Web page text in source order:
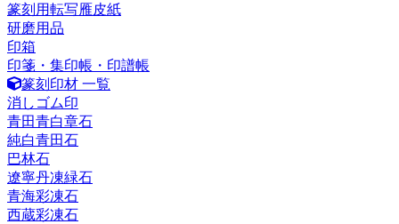
篆刻用転写雁皮紙
研磨用品
印箱
印箋・集印帳・印譜帳
篆刻印材 一覧
消しゴム印
青田青白章石
純白青田石
巴林石
遼寧丹凍緑石
青海彩凍石
西蔵彩凍石